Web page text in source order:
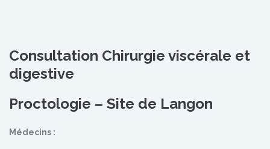
Consultation Chirurgie viscérale et
digestive
Proctologie – Site de Langon
Médecins :